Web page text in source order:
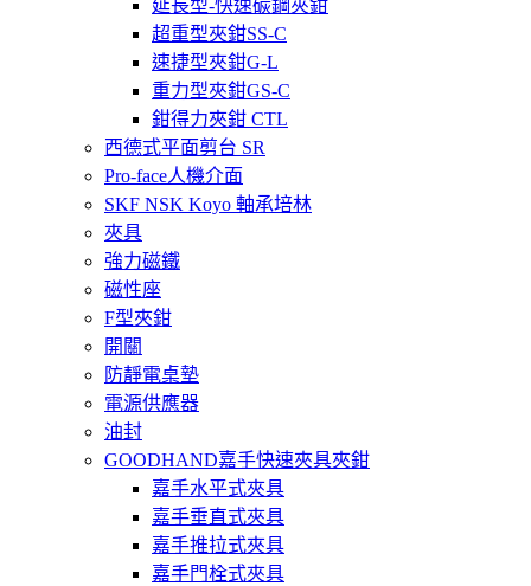
延長型-快速碳鋼夾鉗
超重型夾鉗SS-C
速捷型夾鉗G-L
重力型夾鉗GS-C
鉗得力夾鉗 CTL
西德式平面剪台 SR
Pro-face人機介面
SKF NSK Koyo 軸承培林
夾具
強力磁鐵
磁性座
F型夾鉗
開關
防靜電桌墊
電源供應器
油封
GOODHAND嘉手快速夾具夾鉗
嘉手水平式夾具
嘉手垂直式夾具
嘉手推拉式夾具
嘉手門栓式夾具